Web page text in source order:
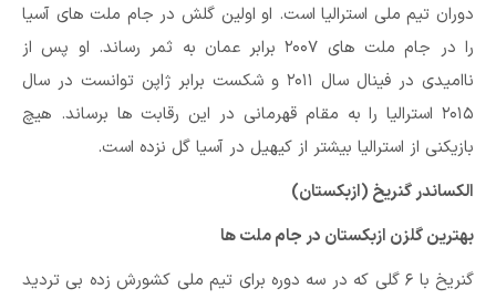
دوران تیم ملی استرالیا است. او اولین گلش در جام ملت های آسیا
را در جام ملت های ۲۰۰۷ برابر عمان به ثمر رساند. او پس از
ناامیدی در فینال سال ۲۰۱۱ و شکست برابر ژاپن توانست در سال
۲۰۱۵ استرالیا را به مقام قهرمانی در این رقابت ها برساند. هیچ
بازیکنی از استرالیا بیشتر از کیهیل در آسیا گل نزده است.
الکساندر گنریخ (ازبکستان)
بهترین گلزن ازبکستان در جام ملت ها
گنریخ با ۶ گلی که در سه دوره برای تیم ملی کشورش زده بی تردید